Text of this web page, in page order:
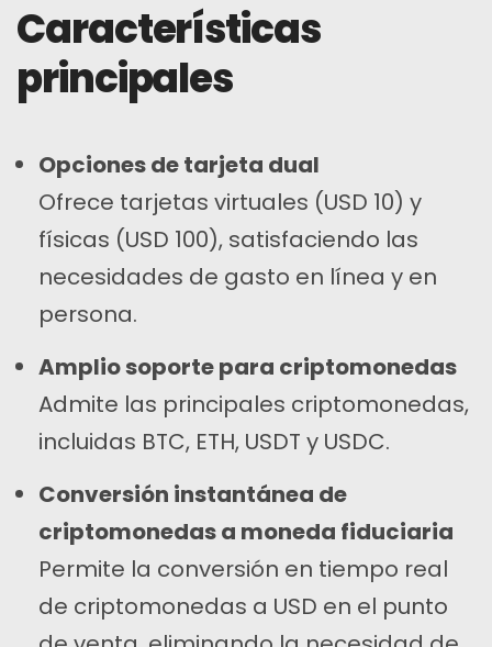
Características
principales
Opciones de tarjeta dual
Ofrece tarjetas virtuales (USD 10) y
físicas (USD 100), satisfaciendo las
necesidades de gasto en línea y en
persona.
Amplio soporte para criptomonedas
Admite las principales criptomonedas,
incluidas BTC, ETH, USDT y USDC.
Conversión instantánea de
criptomonedas a moneda fiduciaria
Permite la conversión en tiempo real
de criptomonedas a USD en el punto